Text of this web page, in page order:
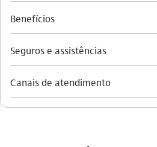
Benefícios
Seguros e assistências
Canais de atendimento